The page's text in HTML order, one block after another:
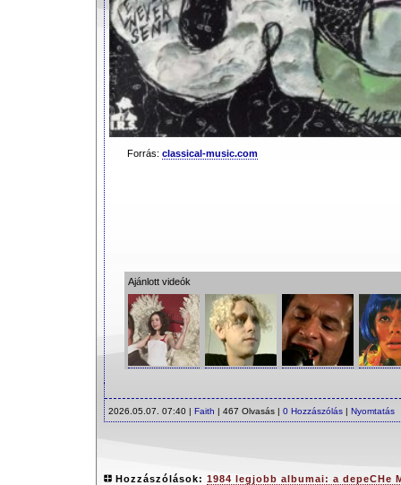
Forrás: classical-music.com
Ajánlott videók
2026.05.07. 07:40 | Faith | 467 Olvasás | 0 Hozzászólás | Nyomtatás
Hozzászólások: 1984 legjobb albumai: a depeCHe